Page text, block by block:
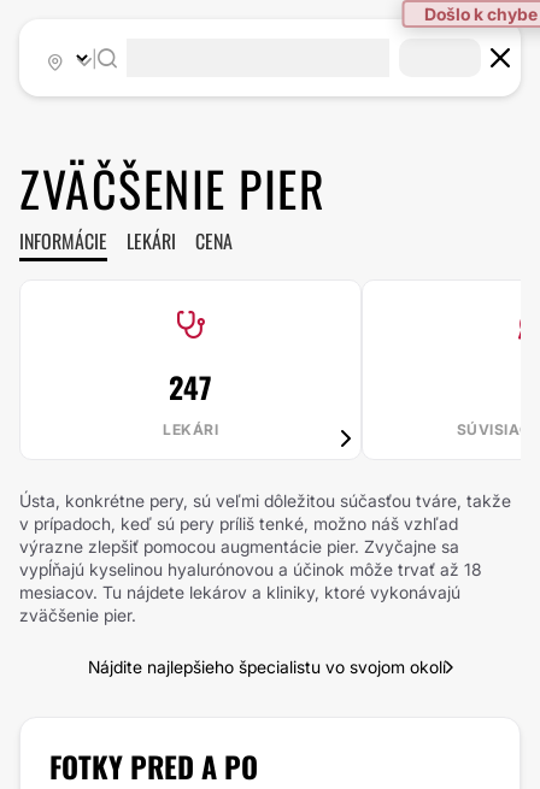
ZVÄČŠENIE PIER
INFORMÁCIE LEKÁRI CENA
247
LEKÁRI
Ústa, konkrétne pery, sú veľmi dôležitou súčasťou tváre, takže
v prípadoch, keď sú pery príliš tenké, možno náš vzhľad
výrazne zlepšiť pomocou augmentácie pier. Zvyčajne sa
vypĺňajú kyselinou hyalurónovou a účinok môže trvať až 18
mesiacov. Tu nájdete lekárov a kliniky, ktoré vykonávajú
zväčšenie pier.
Nájdite najlepšieho špecialistu vo svojom okolí
FOTKY PRED A PO